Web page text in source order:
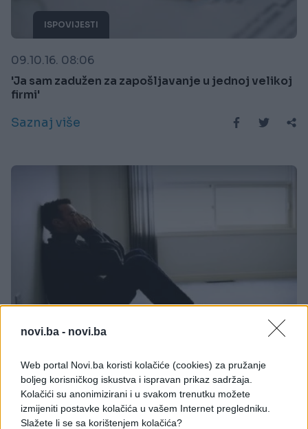
novi.ba - novi.ba
Web portal Novi.ba koristi kolačiće (cookies) za pružanje
boljeg korisničkog iskustva i ispravan prikaz sadržaja.
Kolačići su anonimizirani i u svakom trenutku možete
izmijeniti postavke kolačića u vašem Internet pregledniku.
Slažete li se sa korištenjem kolačića?
ISPOVIJESTI
09.10.16. 08:06
'Ja sam zadužen za zapošljavanje u jednoj velikoj
firmi'
Saznaj više
03.10.16. 17:51
'Bio sam predmet ismijavanja u osnovnoj i
srednjoj školi'